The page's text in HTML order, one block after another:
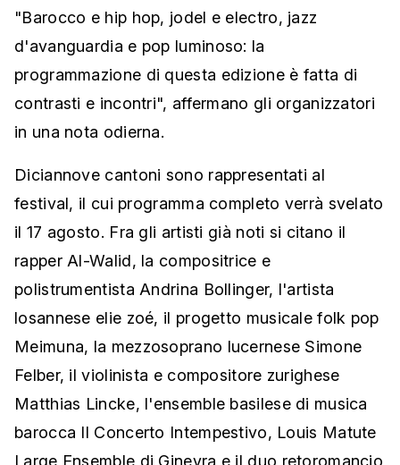
"Barocco e hip hop, jodel e electro, jazz
d'avanguardia e pop luminoso: la
programmazione di questa edizione è fatta di
contrasti e incontri", affermano gli organizzatori
in una nota odierna.
Diciannove cantoni sono rappresentati al
festival, il cui programma completo verrà svelato
il 17 agosto. Fra gli artisti già noti si citano il
rapper Al-Walid, la compositrice e
polistrumentista Andrina Bollinger, l'artista
losannese elie zoé, il progetto musicale folk pop
Meimuna, la mezzosoprano lucernese Simone
Felber, il violinista e compositore zurighese
Matthias Lincke, l'ensemble basilese di musica
barocca Il Concerto Intempestivo, Louis Matute
Large Ensemble di Ginevra e il duo retoromancio